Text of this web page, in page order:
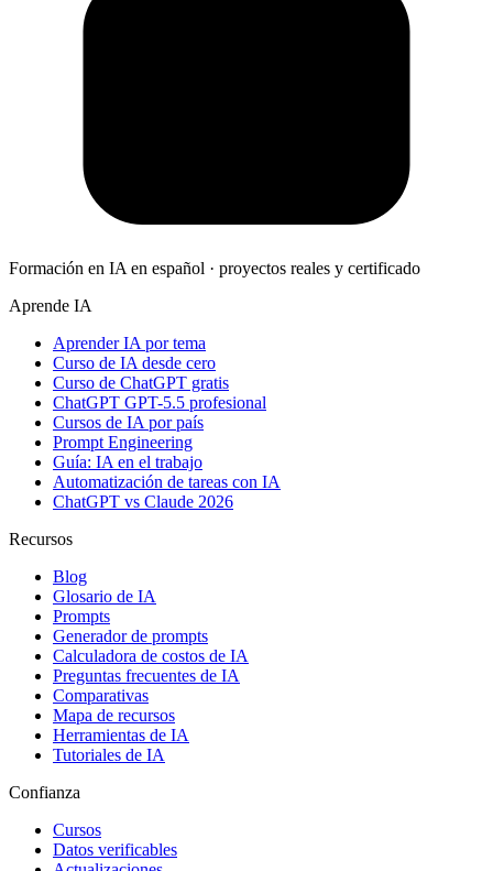
Formación en IA en español · proyectos reales y certificado
Aprende IA
Aprender IA por tema
Curso de IA desde cero
Curso de ChatGPT gratis
ChatGPT GPT-5.5 profesional
Cursos de IA por país
Prompt Engineering
Guía: IA en el trabajo
Automatización de tareas con IA
ChatGPT vs Claude 2026
Recursos
Blog
Glosario de IA
Prompts
Generador de prompts
Calculadora de costos de IA
Preguntas frecuentes de IA
Comparativas
Mapa de recursos
Herramientas de IA
Tutoriales de IA
Confianza
Cursos
Datos verificables